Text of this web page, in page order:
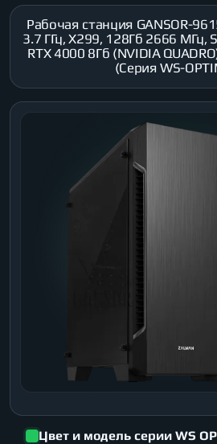
Рабочая станция GANSOR-
3.7 ГГц, X299, 128Гб 2666 МГц,
RTX 4000 8Гб (NVIDIA
(Серия WS-
Цвет и модель серии WS